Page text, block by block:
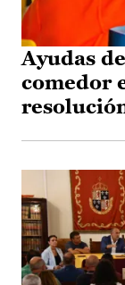
Ayudas
comedor